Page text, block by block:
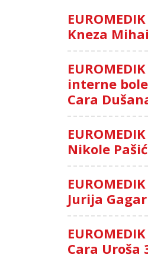
Kneza
interne
Cara
Nikole
Jurija
Cara Uroša